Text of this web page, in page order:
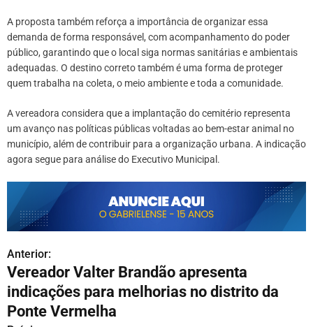
A proposta também reforça a importância de organizar essa
demanda de forma responsável, com acompanhamento do poder
público, garantindo que o local siga normas sanitárias e ambientais
adequadas. O destino correto também é uma forma de proteger
quem trabalha na coleta, o meio ambiente e toda a comunidade.
A vereadora considera que a implantação do cemitério representa
um avanço nas políticas públicas voltadas ao bem-estar animal no
município, além de contribuir para a organização urbana. A indicação
agora segue para análise do Executivo Municipal.
N
a
v
Anterior:
Vereador Valter Brandão apresenta
indicações para melhorias no distrito da
Ponte Vermelha